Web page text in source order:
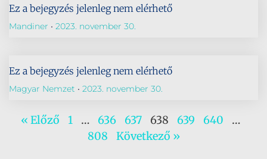
Ez a bejegyzés jelenleg nem elérhető
Mandiner 2023. november 30.
Ez a bejegyzés jelenleg nem elérhető
Magyar Nemzet 2023. november 30.
« Előző 1 … 636 637 638 639 640
…
808
Következő »